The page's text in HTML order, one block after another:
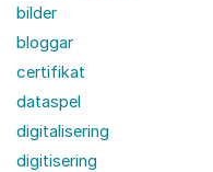
bilder
bloggar
certifikat
dataspel
digitalisering
digitisering